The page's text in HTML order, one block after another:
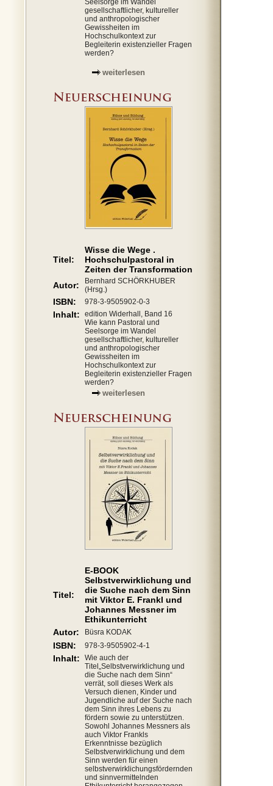
Seelsorge im Wandel
gesellschaftlicher, kultureller
und anthropologischer
Gewissheiten im
Hochschulkontext zur
Begleiterin existenzieller Fragen
werden?
weiterlesen
Titel:
Wisse die Wege .
Hochschulpastoral in
Zeiten der Transformation
Autor:
Bernhard SCHÖRKHUBER
(Hrsg.)
ISBN: 978-3-9505902-0-3
Inhalt:
edition Widerhall, Band 16
Wie kann Pastoral und
Seelsorge im Wandel
gesellschaftlicher, kultureller
und anthropologischer
Gewissheiten im
Hochschulkontext zur
Begleiterin existenzieller Fragen
werden?
weiterlesen
Titel:
E-BOOK
Selbstverwirklichung und
die Suche nach dem Sinn
mit Viktor E. Frankl und
Johannes Messner im
Ethikunterricht
Autor:
Büsra KODAK
ISBN: 978-3-9505902-4-1
Inhalt:
Wie auch der
Titel„Selbstverwirklichung und
die Suche nach dem Sinn“
verrät, soll dieses Werk als
Versuch dienen, Kinder und
Jugendliche auf der Suche nach
dem Sinn ihres Lebens zu
fördern sowie zu unterstützen.
Sowohl Johannes Messners als
auch Viktor Frankls
Erkenntnisse bezüglich
Selbstverwirklichung und dem
Sinn werden für einen
selbstverwirklichungsfördernden
und sinnvermittelnden